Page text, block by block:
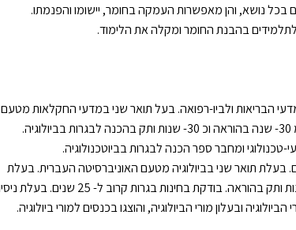
בכל נושא, והן מאפשרות העמקה בחומר, יישומו והפנמתו.
בהבנת החומר ומקלה את הלימוד.
הבריאות ולביו-רפואה. בעל תואר שני במדעי החקלאות מטעם
טכנולוגי ומחבר ספר הכנה לבגרות בביוטכנולוגיה.
בעלת תואר שני בביולוגיה מטעם האוניברסיטה העברית. בעלת
ובעלון מורי הביולוגיה, והוצגו בכנסים למורי ביולוגיה.